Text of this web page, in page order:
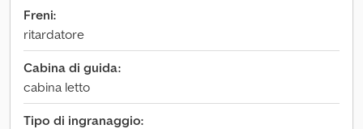
Freni:
ritardatore
Cabina di guida:
cabina letto
Tipo di ingranaggio: